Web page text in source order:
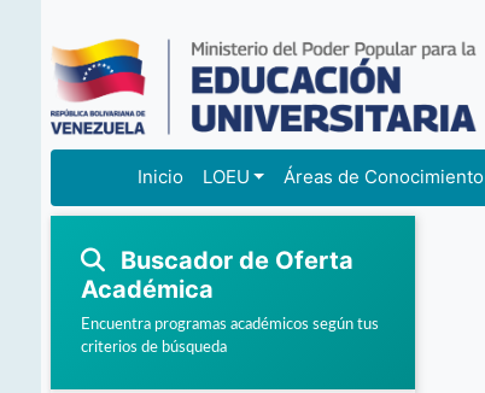
Inicio LOEU Áreas de Conocimiento
Buscador de Oferta
Académica
Encuentra programas académicos según tus
criterios de búsqueda